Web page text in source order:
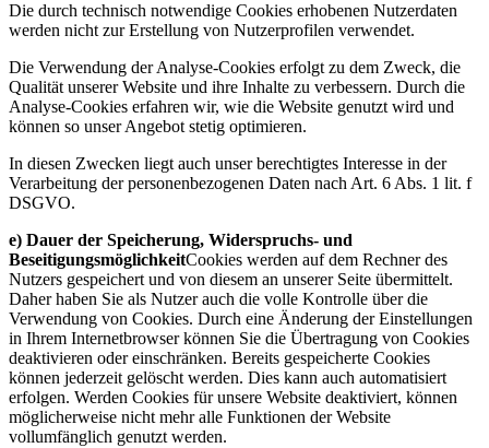
Die durch technisch notwendige Cookies erhobenen Nutzerdaten
werden nicht zur Erstellung von Nutzerprofilen verwendet.
Die Verwendung der Analyse-Cookies erfolgt zu dem Zweck, die
Qualität unserer Website und ihre Inhalte zu verbessern. Durch die
Analyse-Cookies erfahren wir, wie die Website genutzt wird und
können so unser Angebot stetig optimieren.
In diesen Zwecken liegt auch unser berechtigtes Interesse in der
Verarbeitung der personenbezogenen Daten nach Art. 6 Abs. 1 lit. f
DSGVO.
e) Dauer der Speicherung, Widerspruchs- und
BeseitigungsmöglichkeitCookies werden auf dem Rechner des
Nutzers gespeichert und von diesem an unserer Seite übermittelt.
Daher haben Sie als Nutzer auch die volle Kontrolle über die
Verwendung von Cookies. Durch eine Änderung der Einstellungen
in Ihrem Internetbrowser können Sie die Übertragung von Cookies
deaktivieren oder einschränken. Bereits gespeicherte Cookies
können jederzeit gelöscht werden. Dies kann auch automatisiert
erfolgen. Werden Cookies für unsere Website deaktiviert, können
möglicherweise nicht mehr alle Funktionen der Website
vollumfänglich genutzt werden.